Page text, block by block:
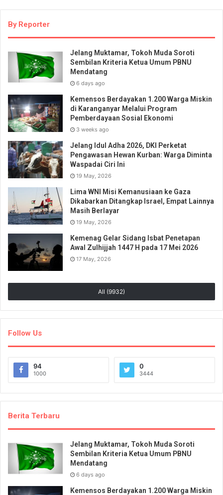
By Reporter
Jelang Muktamar, Tokoh Muda Soroti
Sembilan Kriteria Ketua Umum PBNU
Mendatang
6 days ago
Kemensos Berdayakan 1.200 Warga Miskin
di Karanganyar Melalui Program
Pemberdayaan Sosial Ekonomi
3 weeks ago
Jelang Idul Adha 2026, DKI Perketat
Pengawasan Hewan Kurban: Warga Diminta
Waspadai Ciri Ini
19 May, 2026
Lima WNI Misi Kemanusiaan ke Gaza
Dikabarkan Ditangkap Israel, Empat Lainnya
Masih Berlayar
19 May, 2026
Kemenag Gelar Sidang Isbat Penetapan
Awal Zulhijjah 1447 H pada 17 Mei 2026
17 May, 2026
All (9932)
Follow Us
94
1000
0
3444
Berita Terbaru
Jelang Muktamar, Tokoh Muda Soroti
Sembilan Kriteria Ketua Umum PBNU
Mendatang
6 days ago
Kemensos Berdayakan 1.200 Warga Miskin